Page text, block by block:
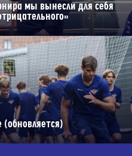
мы вынесли для себя
(обновляется)